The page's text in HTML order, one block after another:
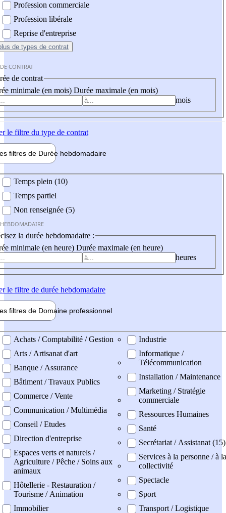
Profession commerciale
Profession libérale
Reprise d'entreprise
de types de contrat
CONTRAT
de contrat
minimale (en mois) Durée maximale (en mois)
mois
le filtre du type de contrat
filtres de Durée hebdomadaire
Temps plein (10)
Temps partiel
Non renseignée (5)
la durée hebdomadaire :
minimale (en heure) Durée maximale (en heure)
heures
le filtre de durée hebdomadaire
filtres de Domaine professionnel
professionel
Achats / Comptabilité / Gestion
Arts / Artisanat d'art
Banque / Assurance
Bâtiment / Travaux Publics
Commerce / Vente
Communication / Multimédia
Conseil / Etudes
Direction d'entreprise
Espaces verts et naturels /
Agriculture / Pêche / Soins aux
animaux
Hôtellerie - Restauration /
Tourisme / Animation
Immobilier
Industrie
Informatique /
Télécommunication
Installation / Maintenance
Marketing / Stratégie
commerciale
Ressources Humaines
Santé
Secrétariat / Assistanat (15)
Services à la personne / à la
collectivité
Spectacle
Sport
Transport / Logistique